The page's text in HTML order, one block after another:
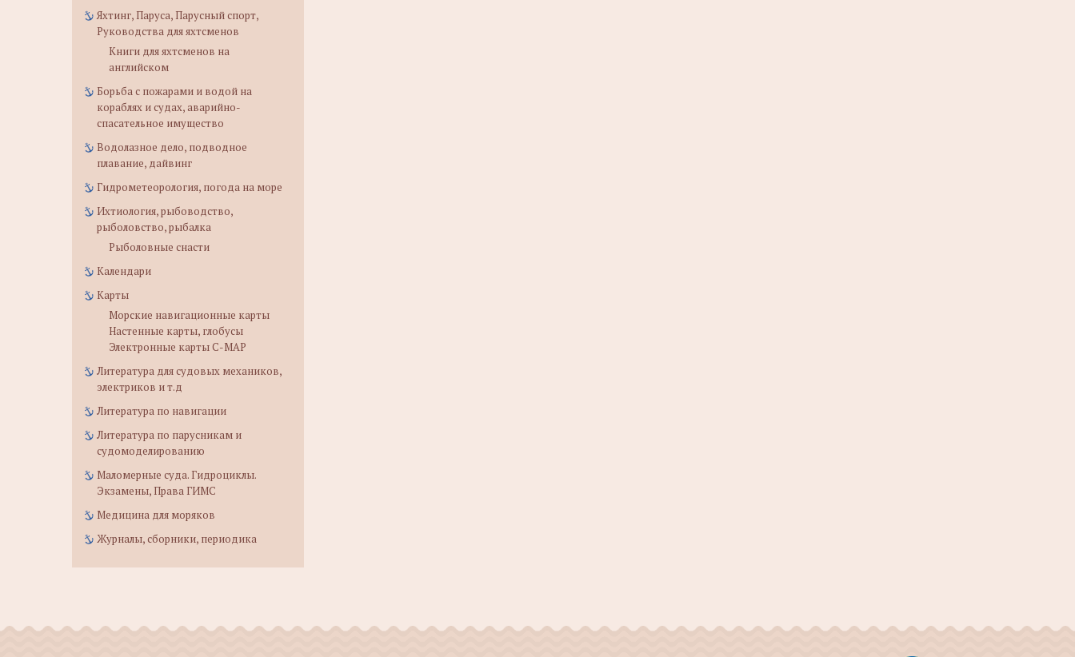
Яхтинг, Паруса, Парусный спорт,
Руководства для яхтсменов
Книги для яхтсменов на
английском
Борьба с пожарами и водой на
кораблях и судах, аварийно-
спасательное имущество
Водолазное дело, подводное
плавание, дайвинг
Гидрометеорология, погода на море
Ихтиология, рыбоводство,
рыболовство, рыбалка
Рыболовные снасти
Календари
Карты
Морские навигационные карты
Настенные карты, глобусы
Электронные карты C-MAP
Литература для судовых механиков,
электриков и т.д
Литература по навигации
Литература по парусникам и
судомоделированию
Маломерные суда. Гидроциклы.
Экзамены, Права ГИМС
Медицина для моряков
Журналы, сборники, периодика